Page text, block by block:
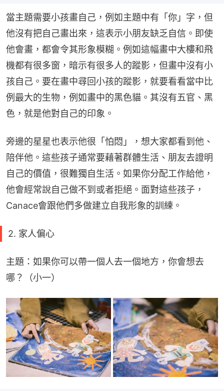
當主題需要小孩畫自己，例如主題中有「你」字，但
他沒有把自己畫出來，這表示小朋友缺乏自信。即使
他會畫，都會令其形象模糊。例如這幅畫中大樓和飛
機都有很多窗，暗示有很多人的蹤影，但畫中沒有小
孩自己。要在畫中尋回小孩的蹤影，就要看看當中比
例最大的生物，例如畫中的黑色貓。其沒有五官、黑
色，就是他對自己的印象。
旁邊的星星也表示他很「怕悶」，想大家都看到他、
陪伴他。這些孩子通常要藉著群體生活、朋友去證明
自己的價值，很難獨自生活。如果你分配工作給他，
他會經常說自己做不到或者拒絕。面對這些孩子，
Canace會跟他們多做建立自我形象的訓練。
2. 家人偏心
主題：如果你可以帶一個人去一個地方，你會想去
哪？（小一）